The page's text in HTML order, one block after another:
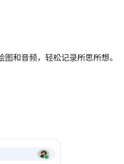
和音频，轻松记录所思所想。